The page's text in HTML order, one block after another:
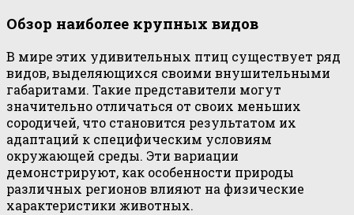
Обзор наиболее крупных видов
В мире этих удивительных птиц существует ряд
видов, выделяющихся своими внушительными
габаритами. Такие представители могут
значительно отличаться от своих меньших
сородичей, что становится результатом их
адаптаций к специфическим условиям
окружающей среды. Эти вариации
демонстрируют, как особенности природы
различных регионов влияют на физические
характеристики животных.